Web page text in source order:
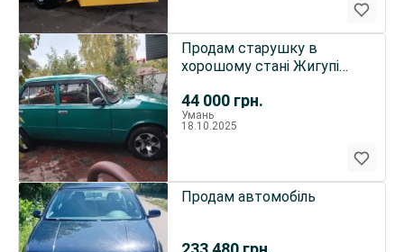
44 000 грн.
Продам старушку в
хорошому стані Жигупі
Умань
18.10.2025
Продам автомобіль